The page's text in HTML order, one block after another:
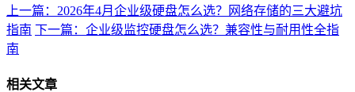
上一篇：2026年4月企业级硬盘怎么选？网络存储的三大避坑
指南 下一篇：企业级监控硬盘怎么选？兼容性与耐用性全指
南
相关文章